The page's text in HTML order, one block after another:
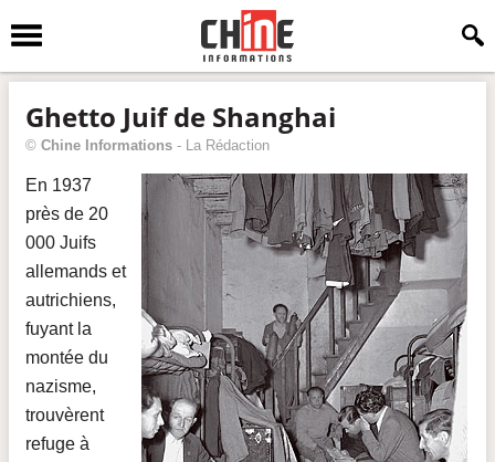
Ghetto Juif de Shanghai
© Chine Informations - La Rédaction
En 1937
près de 20
000 Juifs
allemands et
autrichiens,
fuyant la
montée du
nazisme,
trouvèrent
refuge à